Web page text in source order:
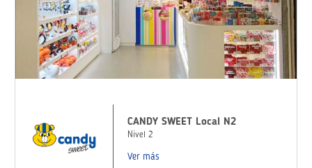
CANDY SWEET Local N2
Nivel 2
Ver más